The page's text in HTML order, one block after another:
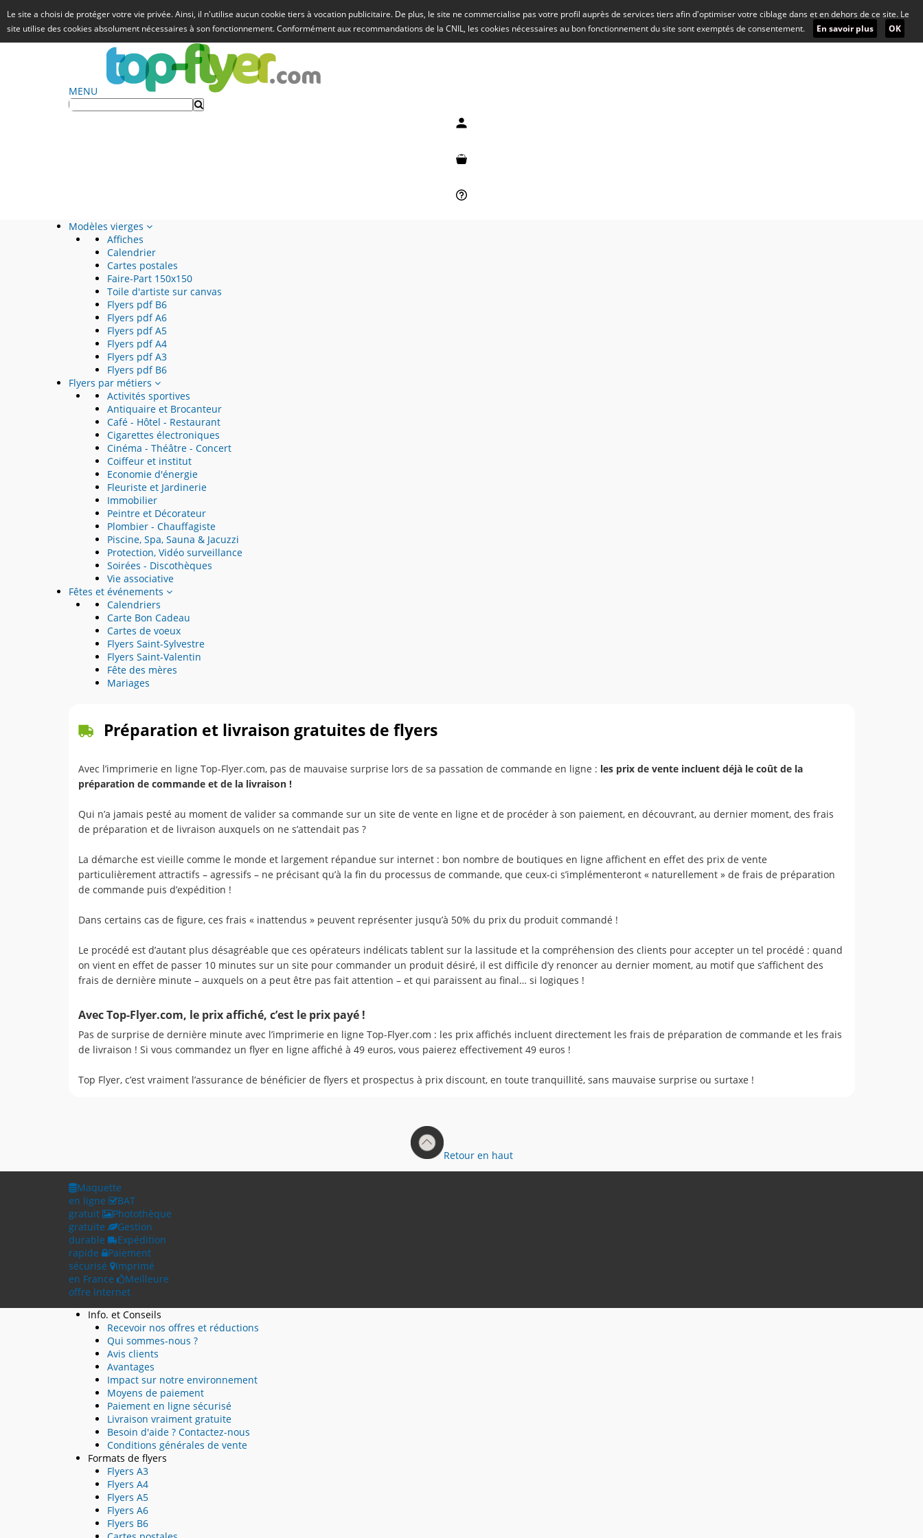
Le site a choisi de protéger votre vie privée. Ainsi, il n'utilise aucun cookie tiers à vocation publicitaire. De plus, le site ne commercialise pas votre profil auprès de services tiers afin d'optimiser votre ciblage dans et en dehors de ce site. Le
site utilise des cookies absolument nécessaires à son fonctionnement. Conformément aux recommandations de la CNIL, les cookies nécessaires au bon fonctionnement du site sont exemptés de consentement.
En savoir plus OK
MENU
Modèles vierges
Affiches
Calendrier
Cartes postales
Faire-Part 150x150
Toile d'artiste sur canvas
Flyers pdf B6
Flyers pdf A6
Flyers pdf A5
Flyers pdf A4
Flyers pdf A3
Flyers pdf B6
Flyers par métiers
Activités sportives
Antiquaire et Brocanteur
Café - Hôtel - Restaurant
Cigarettes électroniques
Cinéma - Théâtre - Concert
Coiffeur et institut
Economie d'énergie
Fleuriste et Jardinerie
Immobilier
Peintre et Décorateur
Plombier - Chauffagiste
Piscine, Spa, Sauna & Jacuzzi
Protection, Vidéo surveillance
Soirées - Discothèques
Vie associative
Fêtes et événements
Calendriers
Carte Bon Cadeau
Cartes de voeux
Flyers Saint-Sylvestre
Flyers Saint-Valentin
Fête des mères
Mariages
Préparation et livraison gratuites de flyers
Avec l’imprimerie en ligne Top-Flyer.com, pas de mauvaise surprise lors de sa passation de commande en ligne : les prix de vente incluent déjà le coût de la
préparation de commande et de la livraison !
Qui n’a jamais pesté au moment de valider sa commande sur un site de vente en ligne et de procéder à son paiement, en découvrant, au dernier moment, des frais
de préparation et de livraison auxquels on ne s’attendait pas ?
La démarche est vieille comme le monde et largement répandue sur internet : bon nombre de boutiques en ligne affichent en effet des prix de vente
particulièrement attractifs – agressifs – ne précisant qu’à la fin du processus de commande, que ceux-ci s’implémenteront « naturellement » de frais de préparation
de commande puis d’expédition !
Dans certains cas de figure, ces frais « inattendus » peuvent représenter jusqu’à 50% du prix du produit commandé !
Le procédé est d’autant plus désagréable que ces opérateurs indélicats tablent sur la lassitude et la compréhension des clients pour accepter un tel procédé : quand
on vient en effet de passer 10 minutes sur un site pour commander un produit désiré, il est difficile d’y renoncer au dernier moment, au motif que s’affichent des
frais de dernière minute – auxquels on a peut être pas fait attention – et qui paraissent au final… si logiques !
Avec Top-Flyer.com, le prix affiché, c’est le prix payé !
Pas de surprise de dernière minute avec l’imprimerie en ligne Top-Flyer.com : les prix affichés incluent directement les frais de préparation de commande et les frais
de livraison ! Si vous commandez un flyer en ligne affiché à 49 euros, vous paierez effectivement 49 euros !
Top Flyer, c’est vraiment l’assurance de bénéficier de flyers et prospectus à prix discount, en toute tranquillité, sans mauvaise surprise ou surtaxe !
Retour en haut
Maquette
en ligne
BAT
gratuit
Photothèque
gratuite
Gestion
durable
Expédition
rapide
Paiement
sécurisé
Imprimé
en France
Meilleure
offre internet
Info. et Conseils
Recevoir nos offres et réductions
Qui sommes-nous ?
Avis clients
Avantages
Impact sur notre environnement
Moyens de paiement
Paiement en ligne sécurisé
Livraison vraiment gratuite
Besoin d'aide ? Contactez-nous
Conditions générales de vente
Formats de flyers
Flyers A3
Flyers A4
Flyers A5
Flyers A6
Flyers B6